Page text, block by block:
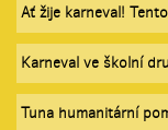
Ať žije karneval!
Karneval ve školní
Tuna humanitární